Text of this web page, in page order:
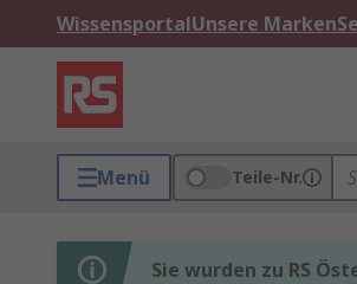
WissensportalUnsere Marken
Menü Teile-Nr.
Sie wurden zu RS